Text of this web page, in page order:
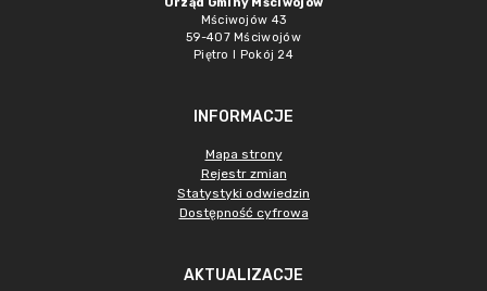
Mściwojów 43
59-407 Mściwojów
Piętro I Pokój 24
INFORMACJE
Mapa strony
Rejestr zmian
Statystyki odwiedzin
Dostępność cyfrowa
AKTUALIZACJE